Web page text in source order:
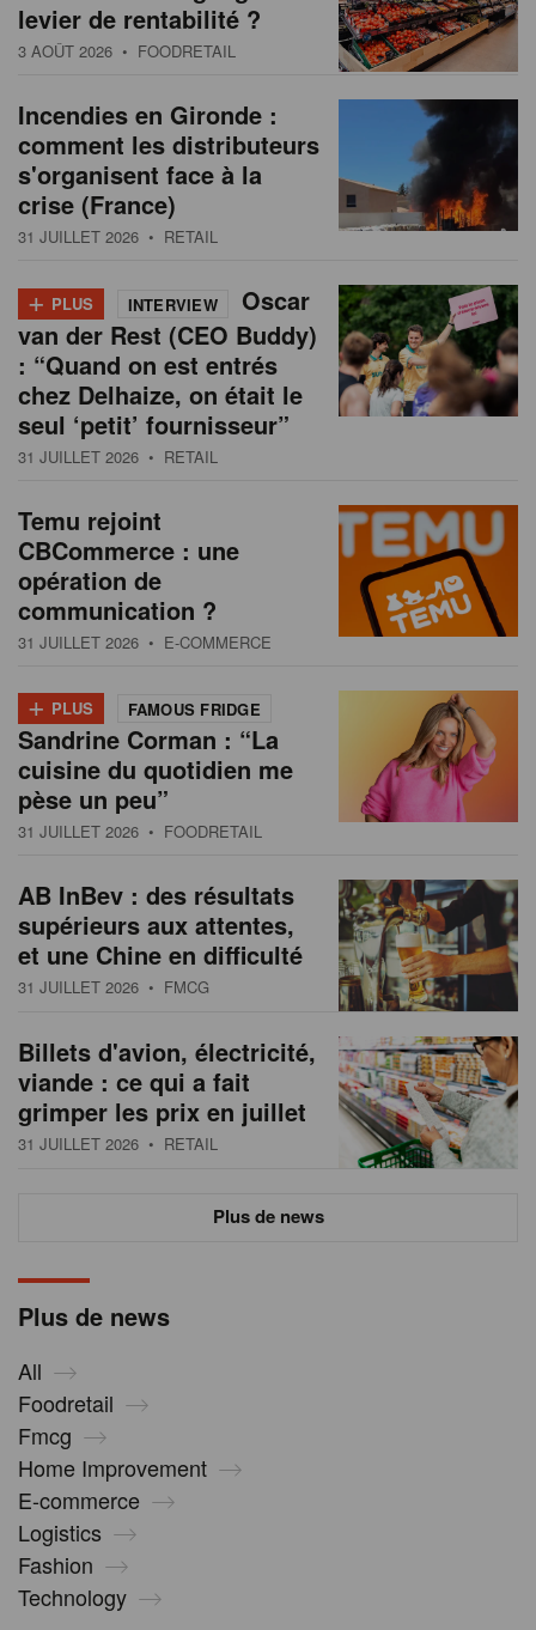
Plus de news
All
Foodretail
Fmcg
Home Improvement
E-commerce
Logistics
Fashion
Technology
levier de rentabilité ?
3 AOÛT 2026 • FOODRETAIL
Incendies en Gironde :
comment les distributeurs
s'organisent face à la
crise (France)
31 JUILLET 2026 • RETAIL
+ PLUS INTERVIEW
Oscar
van der Rest (CEO Buddy)
: “Quand on est entrés
chez Delhaize, on était le
seul ‘petit’ fournisseur”
31 JUILLET 2026 • RETAIL
Temu rejoint
CBCommerce : une
opération de
communication ?
31 JUILLET 2026 • E-COMMERCE
+ PLUS FAMOUS FRIDGE
Sandrine Corman : “La
cuisine du quotidien me
pèse un peu”
31 JUILLET 2026 • FOODRETAIL
AB InBev : des résultats
supérieurs aux attentes,
et une Chine en difficulté
31 JUILLET 2026 • FMCG
Billets d'avion, électricité,
viande : ce qui a fait
grimper les prix en juillet
31 JUILLET 2026 • RETAIL
Plus de news